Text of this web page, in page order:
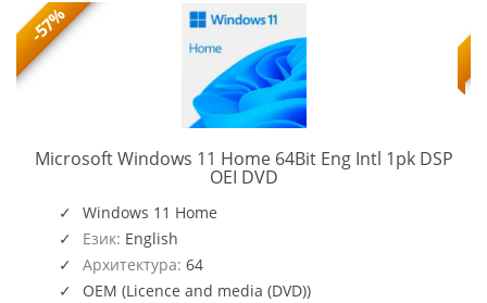
-57%
Microsoft Windows 11 Home 64Bit Eng Intl 1pk DSP
OEI DVDKW9-
Windows 11 Home
Език: English
Архитектура: 64
OEM (Licence and media (DVD))